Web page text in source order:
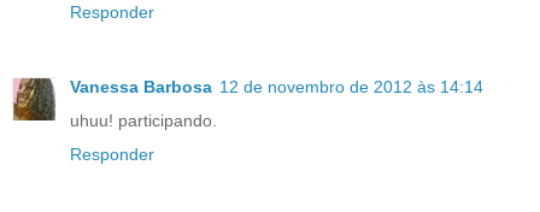
Responder
Vanessa Barbosa 12 de novembro de 2012 às 14:14
uhuu! participando.
Responder